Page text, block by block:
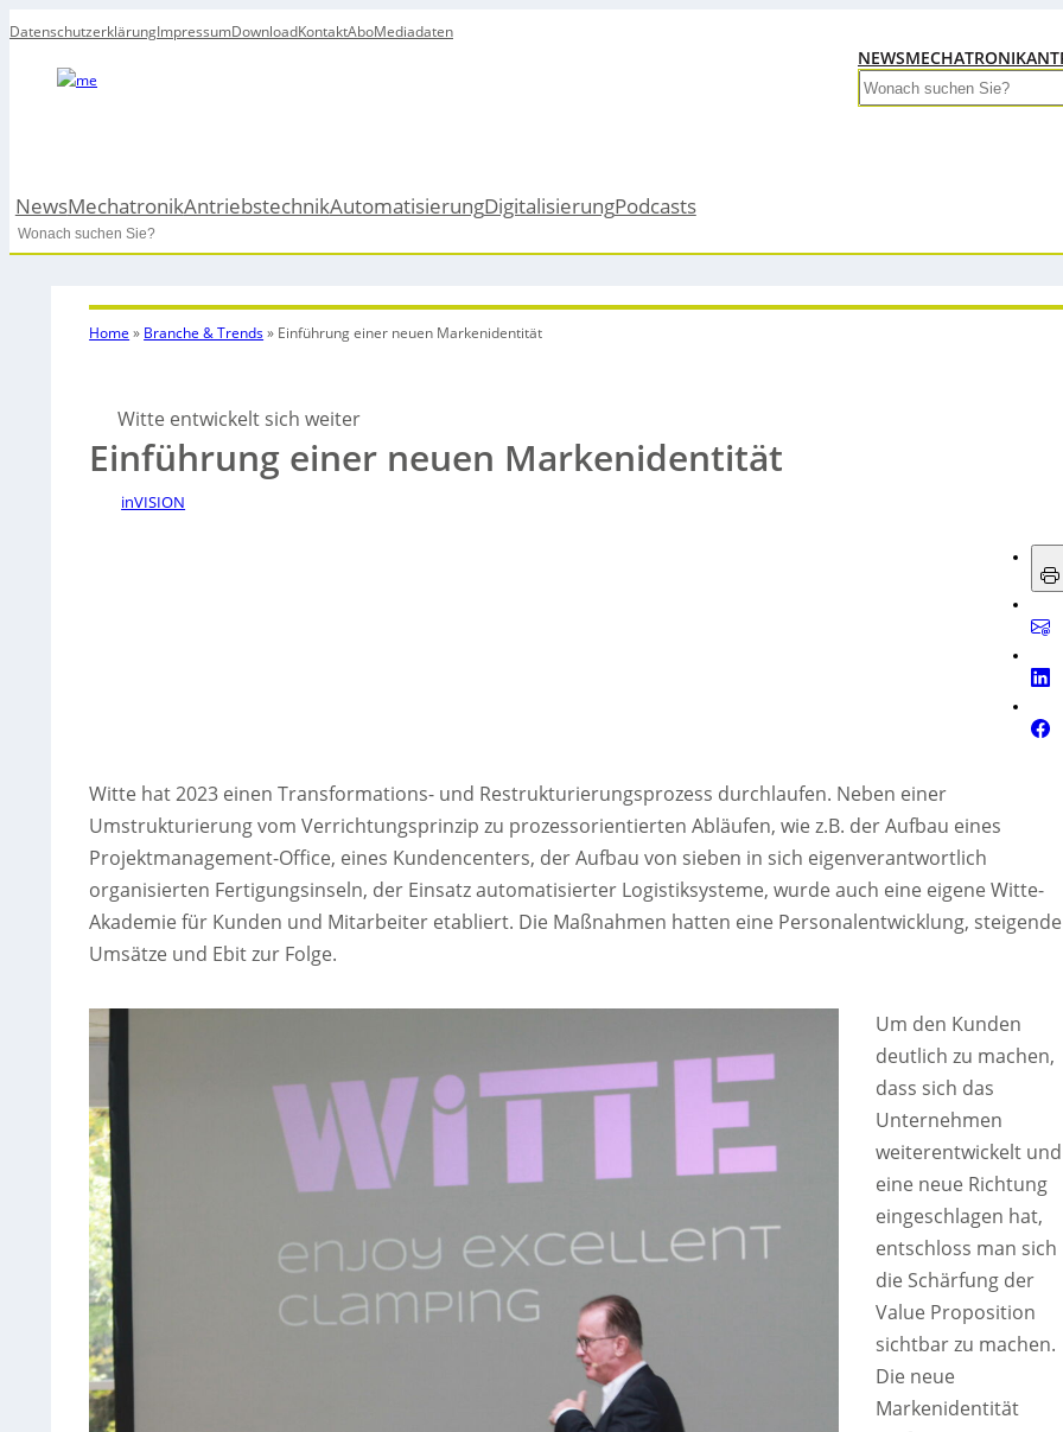
DatenschutzerklärungImpressumDownloadKontaktAboMediadaten
NEWSMECHATRONIK
Search
NewsMechatronikAntriebstechnikAutomatisierungDigitalisierungPodcasts
Search
Home » Branche & Trends» Einführung einer neuen Markenidentität
Witte entwickelt sich weiter
Einführung einer neuen Markenidentität
inVISION
Witte hat 2023 einen Transformations- und Restrukturierungsprozess durchlaufen. Neben einer
Umstrukturierung vom Verrichtungsprinzip zu prozessorientierten Abläufen, wie z.B. der Aufbau eines
Projektmanagement-Office, eines Kundencenters, der Aufbau von sieben in sich eigenverantwortlich
organisierten Fertigungsinseln, der Einsatz automatisierter Logistiksysteme, wurde auch eine eigene Witte-
Akademie für Kunden und Mitarbeiter etabliert. Die Maßnahmen hatten eine Personalentwicklung, steigende
Umsätze und Ebit zur Folge.
Um den Kunden
deutlich zu machen,
dass sich das
Unternehmen
weiterentwickelt und
eine neue Richtung
eingeschlagen hat,
entschloss man sich
die Schärfung der
Value Proposition
sichtbar zu machen.
Die neue
Markenidentität